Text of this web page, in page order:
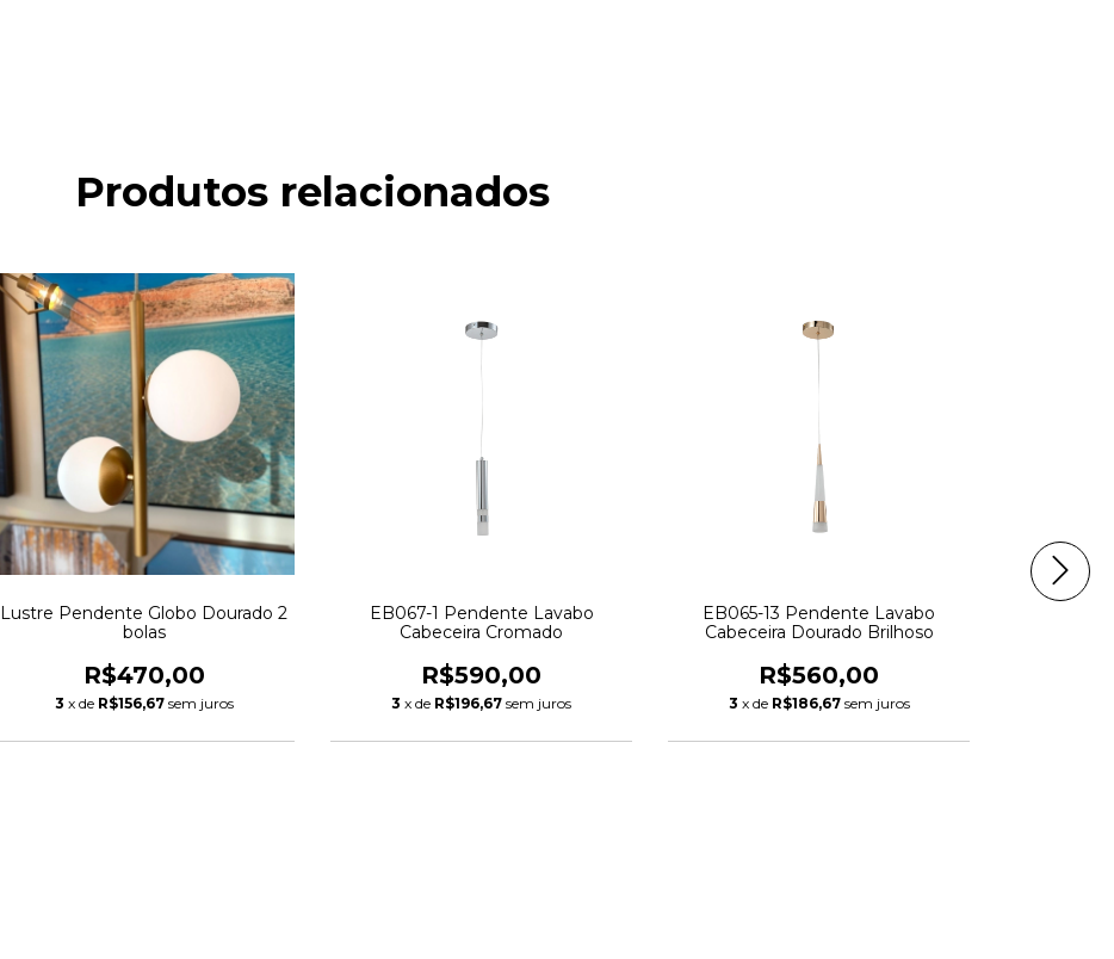
Produtos relacionados
Lustre Pendente Globo Dourado 2
bolas
R$470,00
3 x de R$156,67 sem juros
EB067-1 Pendente Lavabo
Cabeceira Cromado
R$590,00
3 x de R$196,67 sem juros
EB065-13 Pendente Lavabo
Cabeceira Dourado Brilhoso
R$560,00
3 x de R$186,67 sem juros